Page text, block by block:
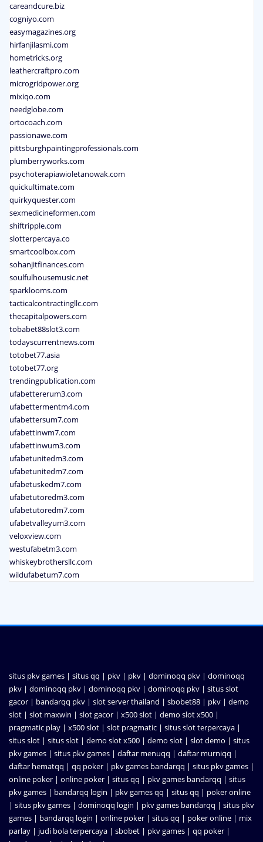
careandcure.biz
cogniyo.com
easymagazines.org
hirfanjilasmi.com
hometricks.org
leathercraftpro.com
microgridpower.org
mixiqo.com
needglobe.com
ortocoach.com
passionawe.com
pittsburghpaintingprofessionals.com
plumberryworks.com
psychoterapiawioletanowak.com
quickultimate.com
quirkyquester.com
sexmedicineformen.com
shiftripple.com
slotterpercaya.co
smartcoolbox.com
sohanjitfinances.com
soulfulhousemusic.net
sparklooms.com
tacticalcontractingllc.com
thecapitalpowers.com
tobabet88slot3.com
todayscurrentnews.com
totobet77.asia
totobet77.org
trendingpublication.com
ufabettererum3.com
ufabettermentm4.com
ufabettersum7.com
ufabettinwm7.com
ufabettinwum3.com
ufabetunitedm3.com
ufabetunitedm7.com
ufabetuskedm7.com
ufabetutoredm3.com
ufabetutoredm7.com
ufabetvalleyum3.com
veloxview.com
westufabetm3.com
whiskeybrothersllc.com
wildufabetum7.com
situs pkv games | situs qq | pkv | pkv | dominoqq pkv | dominoqq
pkv | dominoqq pkv | dominoqq pkv | dominoqq pkv | situs slot
gacor | bandarqq pkv | slot server thailand | sbobet88 | pkv | demo
slot | slot maxwin | slot gacor | x500 slot | demo slot x500 |
pragmatic play | x500 slot | slot pragmatic | situs slot terpercaya |
situs slot | situs slot | demo slot x500 | demo slot | slot demo | situs
pkv games | situs pkv games | daftar menuqq | daftar murniqq |
daftar hematqq | qq poker | pkv games bandarqq | situs pkv games |
online poker | online poker | situs qq | pkv games bandarqq | situs
pkv games | bandarqq login | pkv games qq | situs qq | poker online
| situs pkv games | dominoqq login | pkv games bandarqq | situs pkv
games | bandarqq login | online poker | situs qq | poker online | mix
parlay | judi bola terpercaya | sbobet | pkv games | qq poker |